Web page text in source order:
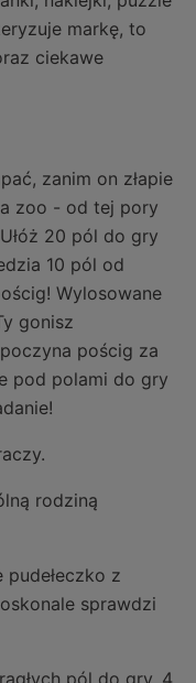
markę, to
ciekawe
zanim on złapie
zoo - od tej pory
20 pól do gry
10 pól od
Wylosowane
gonisz
pościg za
pod polami do gry
rodziną
z
sprawdzi
pól do gry, 4